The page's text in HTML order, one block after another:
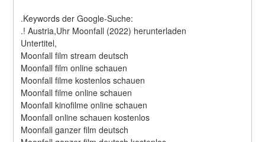
.Keywords der Google-Suche:
.! Austria,Uhr Moonfall (2022) herunterladen
Untertitel,
Moonfall film stream deutsch
Moonfall film online schauen
Moonfall filme kostenlos schauen
Moonfall filme online schauen
Moonfall kinofilme online schauen
Moonfall online schauen kostenlos
Moonfall ganzer film deutsch